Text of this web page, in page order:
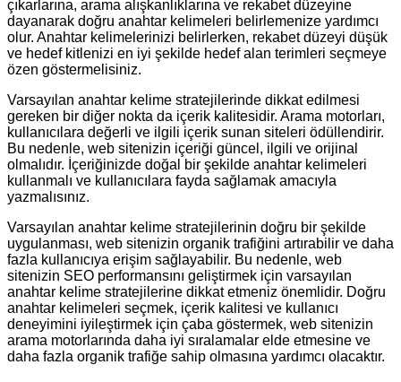
çıkarlarına, arama alışkanlıklarına ve rekabet düzeyine
dayanarak doğru anahtar kelimeleri belirlemenize yardımcı
olur. Anahtar kelimelerinizi belirlerken, rekabet düzeyi düşük
ve hedef kitlenizi en iyi şekilde hedef alan terimleri seçmeye
özen göstermelisiniz.
Varsayılan anahtar kelime stratejilerinde dikkat edilmesi
gereken bir diğer nokta da içerik kalitesidir. Arama motorları,
kullanıcılara değerli ve ilgili içerik sunan siteleri ödüllendirir.
Bu nedenle, web sitenizin içeriği güncel, ilgili ve orijinal
olmalıdır. İçeriğinizde doğal bir şekilde anahtar kelimeleri
kullanmalı ve kullanıcılara fayda sağlamak amacıyla
yazmalısınız.
Varsayılan anahtar kelime stratejilerinin doğru bir şekilde
uygulanması, web sitenizin organik trafiğini artırabilir ve daha
fazla kullanıcıya erişim sağlayabilir. Bu nedenle, web
sitenizin SEO performansını geliştirmek için varsayılan
anahtar kelime stratejilerine dikkat etmeniz önemlidir. Doğru
anahtar kelimeleri seçmek, içerik kalitesi ve kullanıcı
deneyimini iyileştirmek için çaba göstermek, web sitenizin
arama motorlarında daha iyi sıralamalar elde etmesine ve
daha fazla organik trafiğe sahip olmasına yardımcı olacaktır.